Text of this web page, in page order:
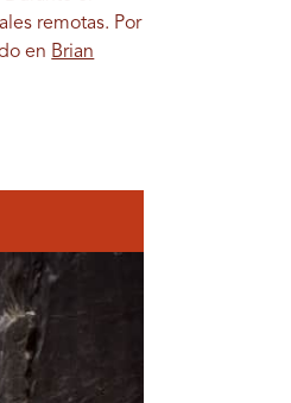
remotas. Por
en Brian